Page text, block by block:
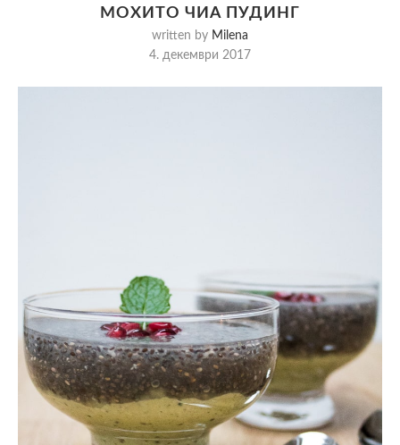
МОХИТО ЧИА ПУДИНГ
written by Milena
4. декември 2017